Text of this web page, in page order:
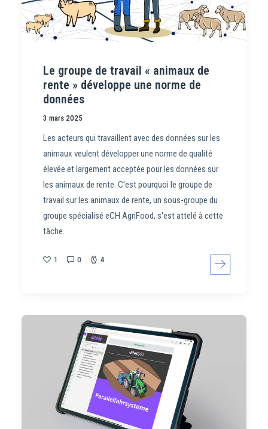
Le groupe de travail « animaux de
rente » développe une norme de
données
3 mars 2025
Les acteurs qui travaillent avec des données sur les
animaux veulent développer une norme de qualité
élevée et largement acceptée pour les données sur
les animaux de rente. C'est pourquoi le groupe de
travail sur les animaux de rente, un sous-groupe du
groupe spécialisé eCH AgriFood, s'est attelé à cette
tâche.
1 0 4